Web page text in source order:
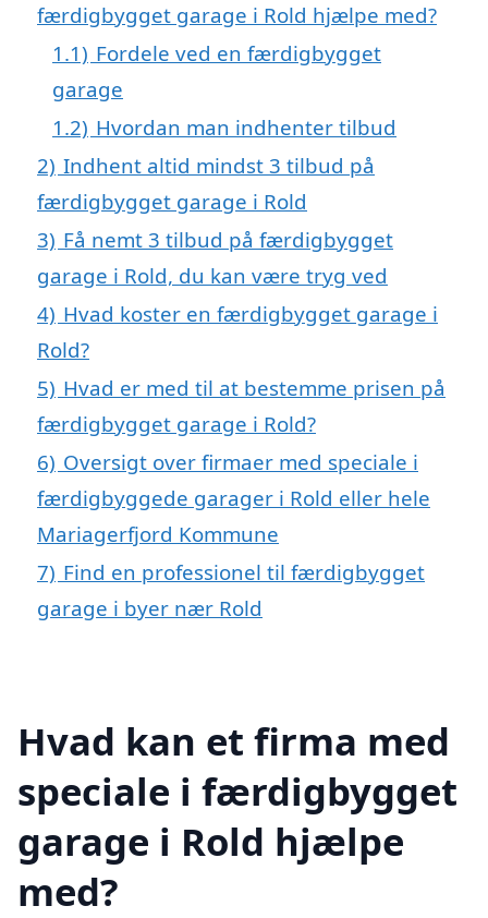
færdigbygget garage i Rold hjælpe med?
1.1) Fordele ved en færdigbygget
garage
1.2) Hvordan man indhenter tilbud
2) Indhent altid mindst 3 tilbud på
færdigbygget garage i Rold
3) Få nemt 3 tilbud på færdigbygget
garage i Rold, du kan være tryg ved
4) Hvad koster en færdigbygget garage i
Rold?
5) Hvad er med til at bestemme prisen på
færdigbygget garage i Rold?
6) Oversigt over firmaer med speciale i
færdigbyggede garager i Rold eller hele
Mariagerfjord Kommune
7) Find en professionel til færdigbygget
garage i byer nær Rold
Hvad kan et firma med
speciale i færdigbygget
garage i Rold hjælpe
med?